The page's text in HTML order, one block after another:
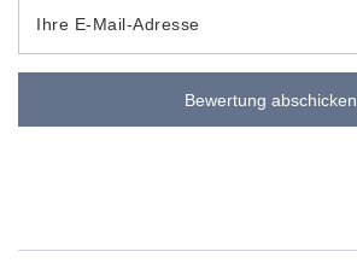
Ihre E-Mail-Adresse
Bewertung abschicken